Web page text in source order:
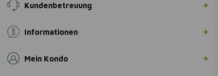
Kundenbetreuung
Informationen
Mein Kondo